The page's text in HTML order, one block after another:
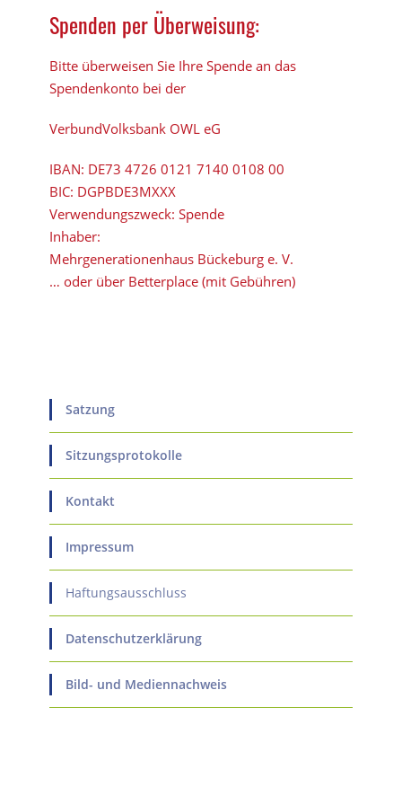
Spenden per Überweisung:
Bitte überweisen Sie Ihre Spende an das
Spendenkonto bei der
VerbundVolksbank OWL eG
IBAN: DE73 4726 0121 7140 0108 00
BIC: DGPBDE3MXXX
Verwendungszweck: Spende
Inhaber:
Mehrgenerationenhaus Bückeburg e. V.
… oder über Betterplace (mit Gebühren)
Satzung
Sitzungsprotokolle
Kontakt
Impressum
Haftungsausschluss
Datenschutzerklärung
Bild- und Mediennachweis